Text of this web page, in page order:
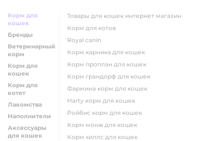
Корм для
кошек
Бренды
Ветеринарный
корм
Корм для
кошек
Корм для
котят
Лакомства
Наполнители
Аксессуары
для кошек
товары для кошек интернет магазин
корм для котов
royal canin
корм карника для кошек
корм проплан для кошек
корм грандорф для кошек
фармина корм для кошек
harty корм для кошек
ройбис корм для кошек
корм монж для кошек
корм хиллс для кошек